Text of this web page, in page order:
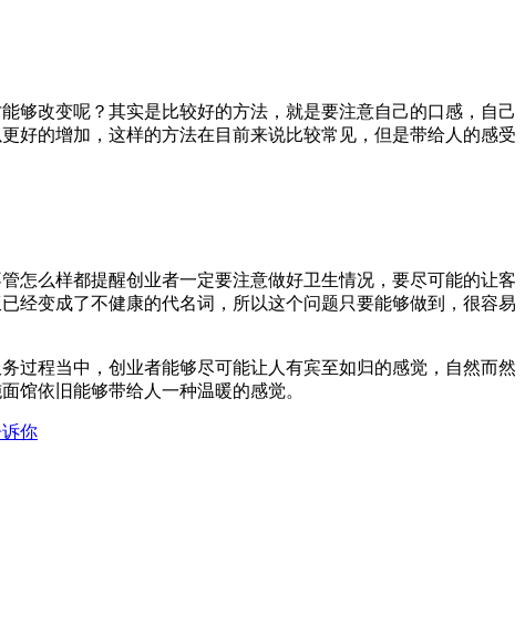
够改变呢？其实是比较好的方法，就是要注意自己的口感，自己
好的增加，这样的方法在目前来说比较常见，但是带给人的感受
怎么样都提醒创业者一定要注意做好卫生情况，要尽可能的让客
经变成了不健康的代名词，所以这个问题只要能够做到，很容易
过程当中，创业者能够尽可能让人有宾至如归的感觉，自然而然
馆依旧能够带给人一种温暖的感觉。
你